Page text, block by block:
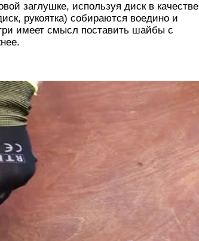
заглушке, используя диск в качестве
рукоятка) собираются воедино и
имеет смысл поставить шайбы с